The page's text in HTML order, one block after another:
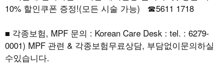
10% 할인쿠폰 증정!(모든 시술 가능) ☎5611 1718
■ 각종보험, MPF 문의 : Korean Care Desk : tel. : 6279-
0001) MPF 관련 & 각종보험무료상담, 부담없이문의하실
수있습니다.